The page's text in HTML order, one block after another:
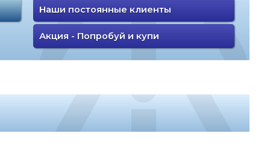
Наши постоянные клиенты
Акция - Попробуй и купи